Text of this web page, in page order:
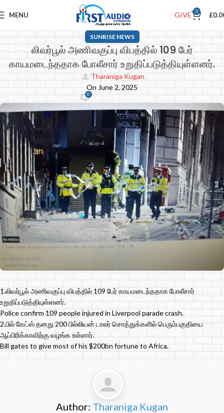
MENU GIVE 0 £
SUNRISE NEWS
லிவர்பூல் அணிவகுப்பு விபத்தில் 109 பேர்
காயமடைந்ததாக போலீசார் உறுதிப்படுத்தியுள்ளனர்.
Tharaniga Kugan
On June 2, 2025
0
1.லிவர்பூல் அணிவகுப்பு விபத்தில் 109 பேர் காயமடைந்ததாக போலீசார்
உறுதிப்படுத்தியுள்ளனர்.
Police confirm 109 people injured in Liverpool parade crash.
2.பில் கேட்ஸ் தனது 200 பில்லியன் டாலர் சொத்துக்களில் பெரும்பகுதியை
ஆப்பிரிக்காவிற்கு வழங்க உள்ளார்.
Bill gates to give most of his $200bn fortune to Africa.
Author: Tharaniga Kugan